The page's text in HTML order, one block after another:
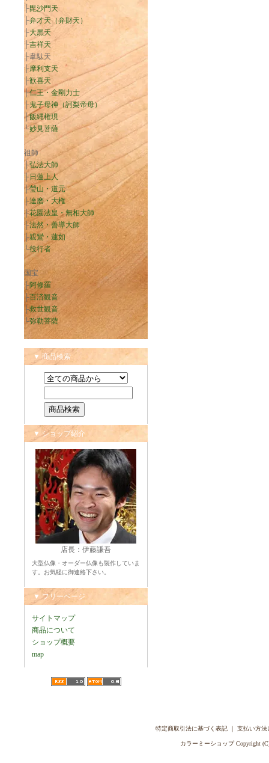
├毘沙門天
├弁才天（弁財天）
├大黒天
├吉祥天
├韋駄天
├摩利支天
├歓喜天
├仁王・金剛力士
├鬼子母神（訶梨帝母）
├飯縄権現
└妙見菩薩
祖師
├弘法大師
├日蓮上人
├瑩山・道元
├達磨・大権
├花園法皇・無相大師
├法然・善導大師
├親鸞・蓮如
└役行者
国宝
├阿修羅
├百済観音
├救世観音
└弥勒菩薩
▼ 商品検索
▼ ショップ紹介
店長：伊藤謙吾
大型仏像・オーダー仏像も製作していま
す。お気軽に御連絡下さい。
▼ フリーページ
サイトマップ
商品について
ショップ概要
map
特定商取引法に基づく表記｜ 支払い方法
カラーミーショップCopyright